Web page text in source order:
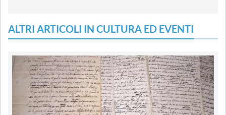
ALTRI ARTICOLI IN CULTURA ED EVENTI